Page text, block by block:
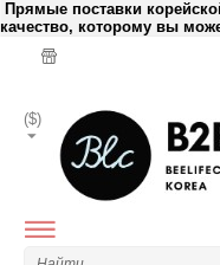
Прямые поставки
качество, которому вы
($)